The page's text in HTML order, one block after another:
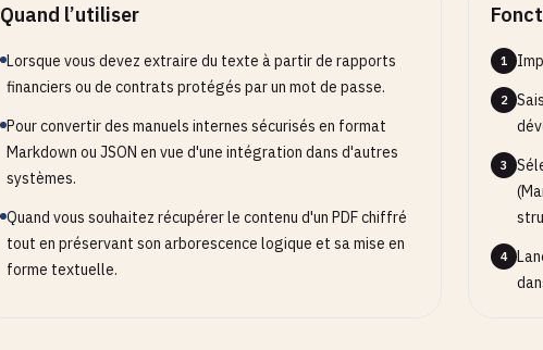
Quand l’utiliser
Lorsque vous devez extraire du texte à partir de rapports
financiers ou de contrats protégés par un mot de passe.
Pour convertir des manuels internes sécurisés en format
Markdown ou JSON en vue d'une intégration dans d'autres
systèmes.
Quand vous souhaitez récupérer le contenu d'un PDF chiffré
tout en préservant son arborescence logique et sa mise en
forme textuelle.
1
2
3
4